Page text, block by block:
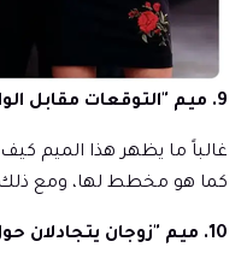
9. ميم "التوقعات مقابل الواقع"
غالباً ما يظهر هذا الميم
كما هو مخطط لها، ومع
10. ميم "زوجان يتجادلان حول العشاء"